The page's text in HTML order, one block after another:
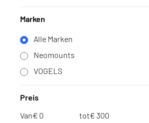
Marken
Alle Marken
Neomounts
VOGELS
Preis
Van€ tot€